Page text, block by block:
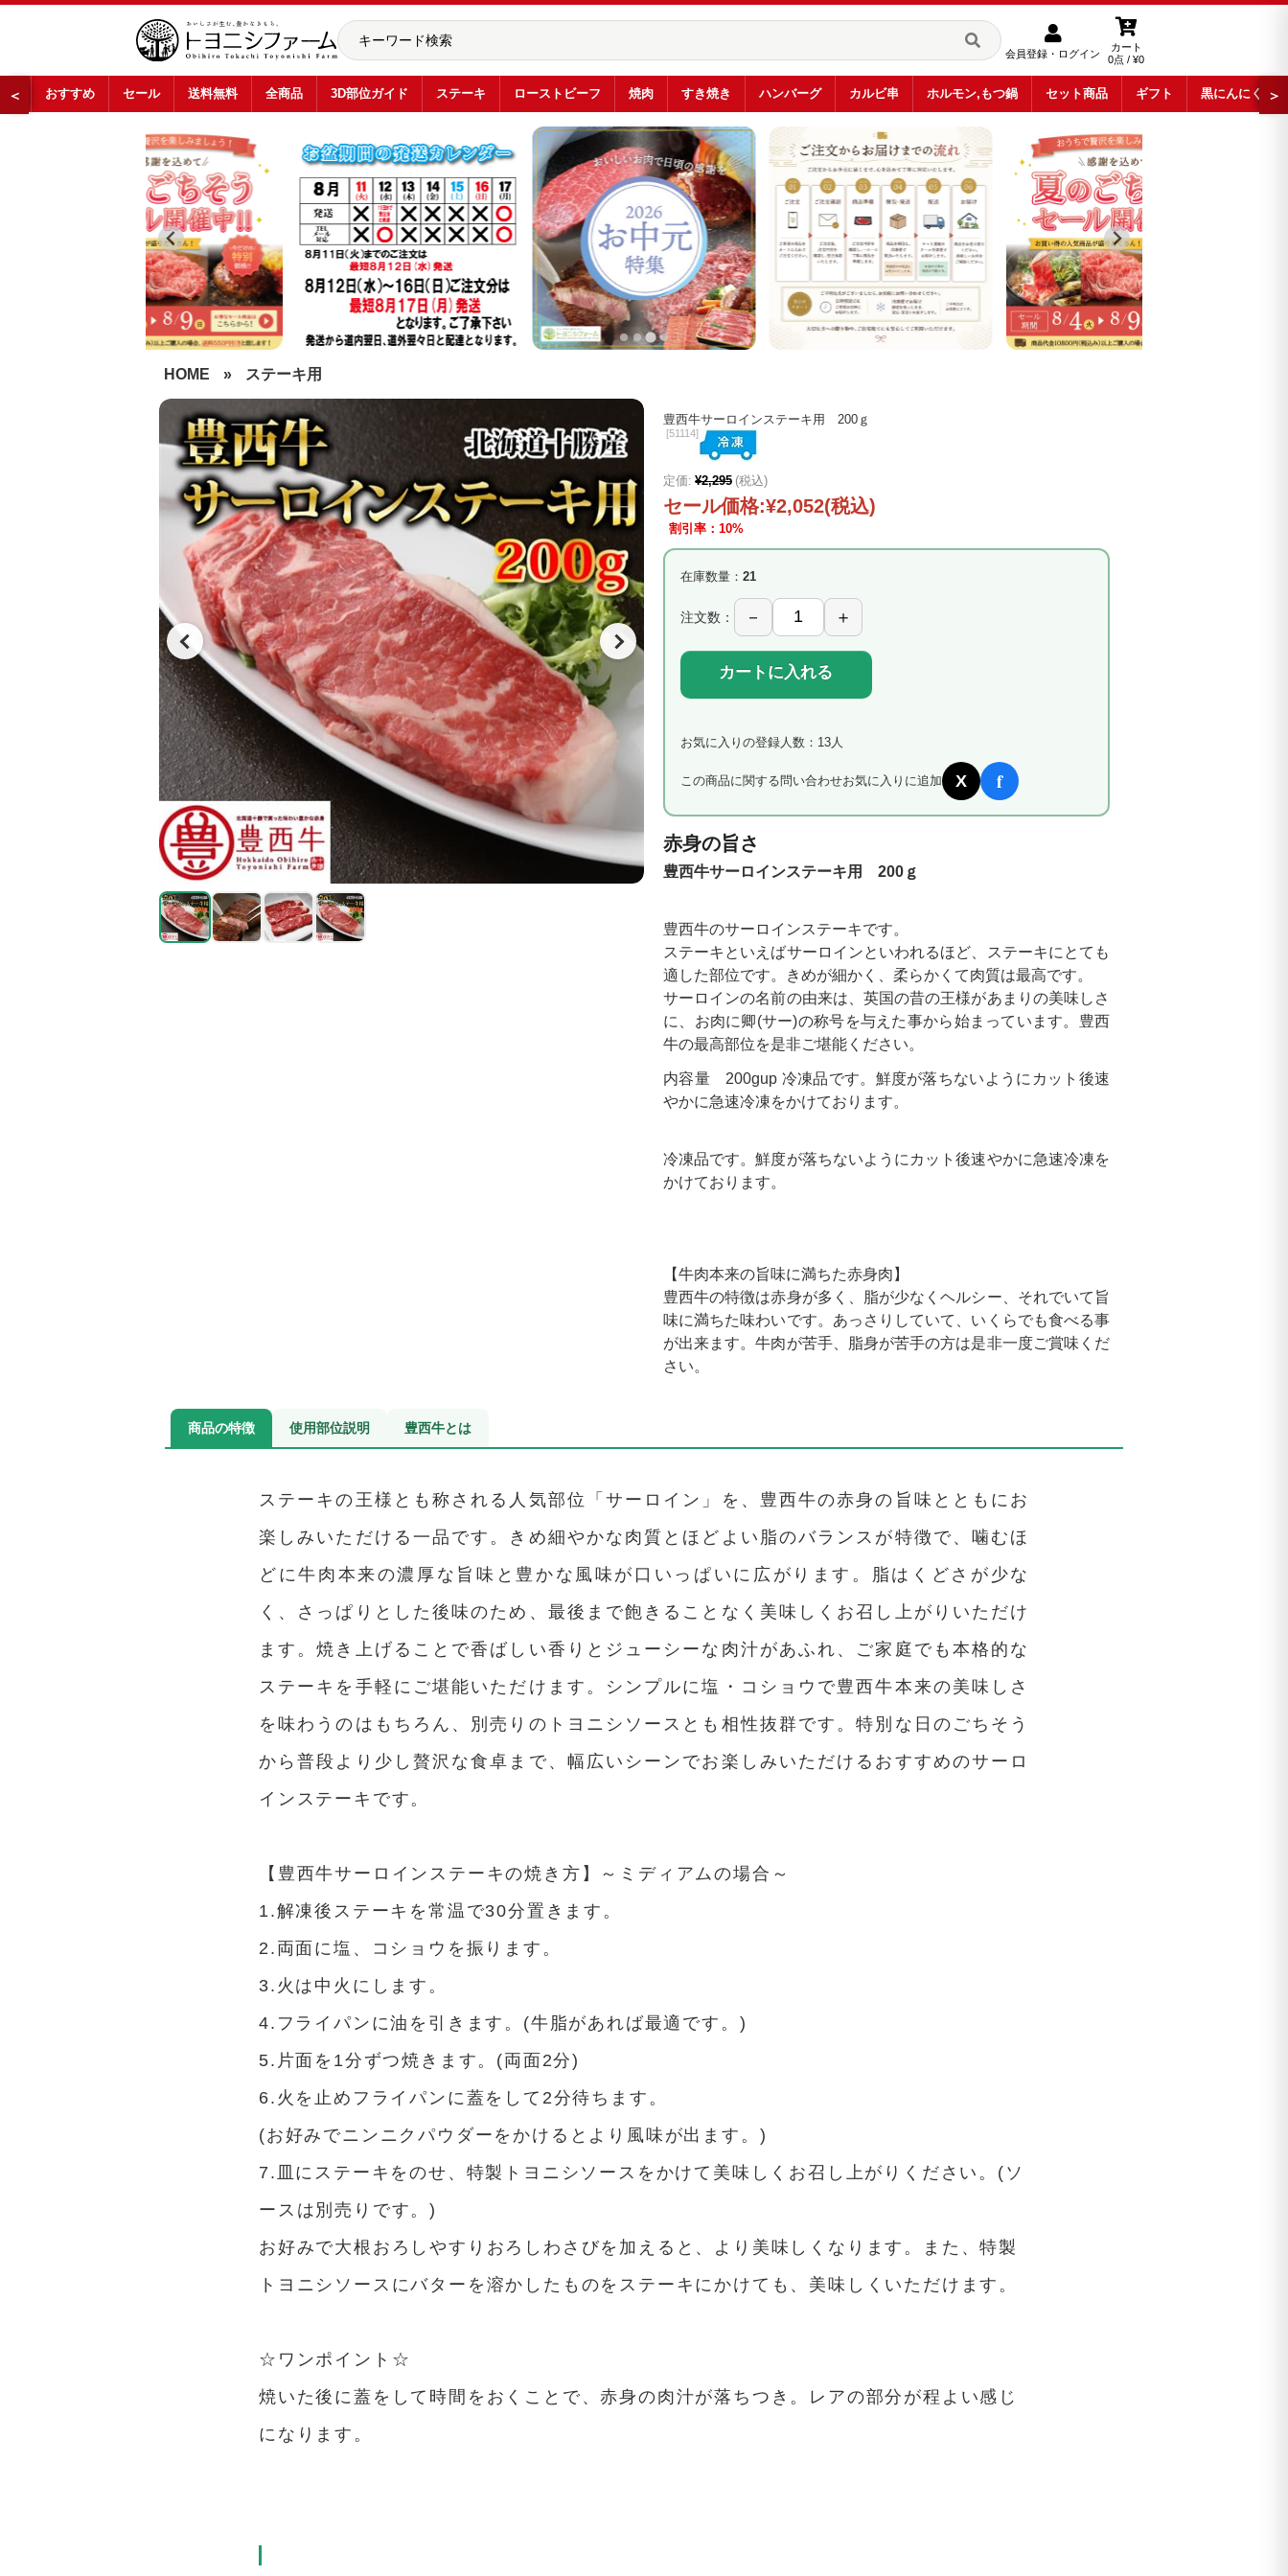
会員登録・ログイン
カート
0点 / ¥0
＜ おすすめ セール 送料無料 全商品 3D部位ガイド ステーキ ローストビーフ 焼肉 すき焼き ハンバーグ カルビ串 ホルモン,もつ鍋 セット商品 ギフト 黒にんにく ＞
HOME » ステーキ用
豊西牛サーロインステーキ用 200ｇ
[51114]
定価: ¥2,295 (税込)
セール価格:¥2,052(税込)
割引率：10%
在庫数量： 21
注文数：
カートに入れる
お気に入りの登録人数：13人
この商品に関する問い合わせお気に入りに追加 X f
赤身の旨さ
豊西牛サーロインステーキ用 200ｇ
豊西牛のサーロインステーキです。
ステーキといえばサーロインといわれるほど、ステーキにとても
適した部位です。きめが細かく、柔らかくて肉質は最高です。
サーロインの名前の由来は、英国の昔の王様があまりの美味しさ
に、お肉に卿(サー)の称号を与えた事から始まっています。豊西
牛の最高部位を是非ご堪能ください。
内容量 200gup 冷凍品です。鮮度が落ちないようにカット後速
やかに急速冷凍をかけております。
冷凍品です。鮮度が落ちないようにカット後速やかに急速冷凍を
かけております。
【牛肉本来の旨味に満ちた赤身肉】
豊西牛の特徴は赤身が多く、脂が少なくヘルシー、それでいて旨
味に満ちた味わいです。あっさりしていて、いくらでも食べる事
が出来ます。牛肉が苦手、脂身が苦手の方は是非一度ご賞味くだ
さい。
商品の特徴 使用部位説明 豊西牛とは
ステーキの王様とも称される人気部位「サーロイン」を、豊西牛の赤身の旨味とともにお
楽しみいただける一品です。きめ細やかな肉質とほどよい脂のバランスが特徴で、噛むほ
どに牛肉本来の濃厚な旨味と豊かな風味が口いっぱいに広がります。脂はくどさが少な
く、さっぱりとした後味のため、最後まで飽きることなく美味しくお召し上がりいただけ
ます。焼き上げることで香ばしい香りとジューシーな肉汁があふれ、ご家庭でも本格的な
ステーキを手軽にご堪能いただけます。シンプルに塩・コショウで豊西牛本来の美味しさ
を味わうのはもちろん、別売りのトヨニシソースとも相性抜群です。特別な日のごちそう
から普段より少し贅沢な食卓まで、幅広いシーンでお楽しみいただけるおすすめのサーロ
インステーキです。
【豊西牛サーロインステーキの焼き方】～ミディアムの場合～
1.解凍後ステーキを常温で30分置きます。
2.両面に塩、コショウを振ります。
3.火は中火にします。
4.フライパンに油を引きます。(牛脂があれば最適です。)
5.片面を1分ずつ焼きます。(両面2分)
6.火を止めフライパンに蓋をして2分待ちます。
(お好みでニンニクパウダーをかけるとより風味が出ます。)
7.皿にステーキをのせ、特製トヨニシソースをかけて美味しくお召し上がりください。(ソ
ースは別売りです。)
お好みで大根おろしやすりおろしわさびを加えると、より美味しくなります。また、特製
トヨニシソースにバターを溶かしたものをステーキにかけても、美味しくいただけます。
☆ワンポイント☆
焼いた後に蓋をして時間をおくことで、赤身の肉汁が落ちつき。レアの部分が程よい感じ
になります。